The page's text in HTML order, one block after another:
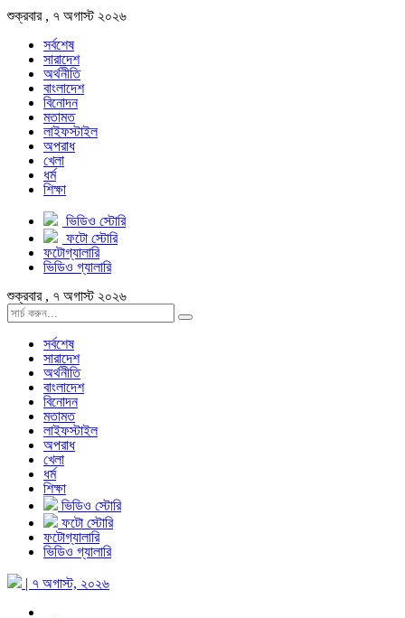
শুক্রবার , ৭ অগাস্ট ২০২৬
সর্বশেষ
সারাদেশ
অর্থনীতি
বাংলাদেশ
বিনোদন
মতামত
লাইফস্টাইল
অপরাধ
খেলা
ধর্ম
শিক্ষা
ভিডিও স্টোরি
ফটো স্টোরি
ফটোগ্যালারি
ভিডিও গ্যালারি
শুক্রবার , ৭ অগাস্ট ২০২৬
সর্বশেষ
সারাদেশ
অর্থনীতি
বাংলাদেশ
বিনোদন
মতামত
লাইফস্টাইল
অপরাধ
খেলা
ধর্ম
শিক্ষা
ভিডিও স্টোরি
ফটো স্টোরি
ফটোগ্যালারি
ভিডিও গ্যালারি
| ৭ অগাস্ট, ২০২৬